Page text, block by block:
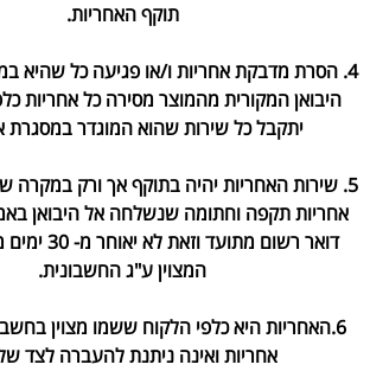
תוקף האחריות.
4. הסרת מדבקת אחריות ו/או פגיעה כל שהיא
היבואן המקורית מהמוצר מסירה כל אחריות
יתקבל כל שירות שהוא המוגדר במסגרת
5. שירות האחריות יהיה בתוקף אך ורק
אחריות תקפה וחתומה שנשלחה אל היבואן
דואר רשום
המצוין ע"ג החשבונית.
6.האחריות היא כלפי הלקוח ששמו מצוין
אחריות ואינה ניתנת להעברה לצד